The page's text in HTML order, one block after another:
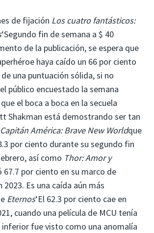
de fijación Los cuatro fantásticos:
‘Segundo fin de semana a $ 40
de la publicación, se espera que
haya caído un 66 por ciento
una puntuación sólida, si no
público encuestado la semana
el boca a boca en la secuela
Shakman está demostrando ser tan
Capitán América: Brave New Worldque
por ciento durante su segundo fin
así como Thor: Amor y
67.7 por ciento en su marco de
2023. Es una caída aún más
Eternos‘El 62.3 por ciento cae en
cuando una película de MCU tenía
fue visto como una anomalía